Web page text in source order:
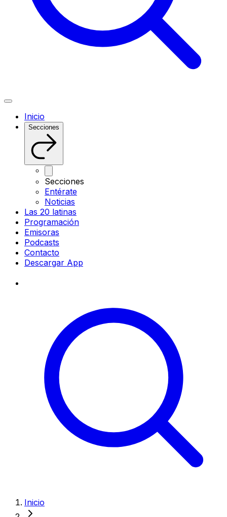
Inicio
Secciones
Secciones
Entérate
Noticias
Las 20 latinas
Programación
Emisoras
Podcasts
Contacto
Descargar App
Inicio